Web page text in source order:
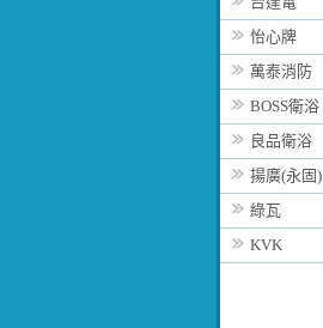
怡心牌
萬泰消防
BOSS衛浴
良品衛浴
揚廣(永固)
綠瓦
KVK